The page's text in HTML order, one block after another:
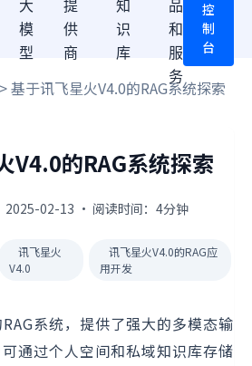
大
模
型
提
供
商
知
识
库
品
和
服
务
控
制
台
> 基于讯飞星火V4.0的RAG系统探索
V4.0的RAG系统探索
02-13 · 阅读时间：4分钟
讯飞星火
V4.0
讯飞星火V4.0的RAG应
用开发
系统，提供了强大的多模态输
通过个人空间和私域知识库存储